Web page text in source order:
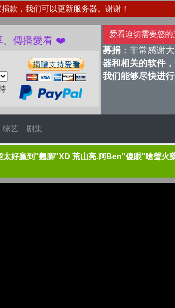
款，我们可以更新服务器。谢谢！
分享、傳播愛看 ❤️
爱看迫切需要您的
募捐 ：非常感谢
器和相关的软件
我们能够尽快进
综艺 剧集
太好贏到"翹腳"XD 荒山亮.阿Ben"傻眼"嗆聲火